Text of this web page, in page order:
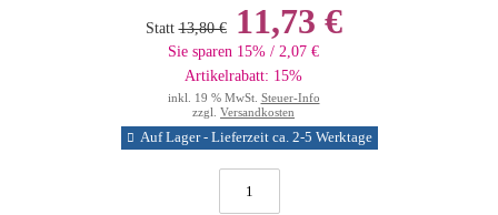
Statt 13,80 €11,73 €
Sie sparen 15% / 2,07 €
Artikelrabatt: 15%
inkl. 19 % MwSt. Steuer-Info
zzgl. Versandkosten
Auf Lager - Lieferzeit ca. 2-5 Werktage